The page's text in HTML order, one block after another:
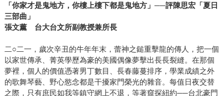
「你家才是鬼地方，你樓上樓下都是鬼地方」──評陳思宏「夏日
三部曲」
張文薰 台大台文所副教授兼所長
二○二一，歲次辛丑的牛年年末，蕾神之鎚重擊龍的傳人，把一個
以家世傳承、菁英學歷為豪的美國偶像夢擊出長長裂縫。在那個
夢裡，個人的價值憑著男丁數目、長春藤蔓排序，學業成績之外
的歌舞琴藝、野心慾念都是干擾家門榮光的雜音。每值日夜交替
之際，只有庶民如我等鎮守網上不退，等著窺探紐約──台北豪門